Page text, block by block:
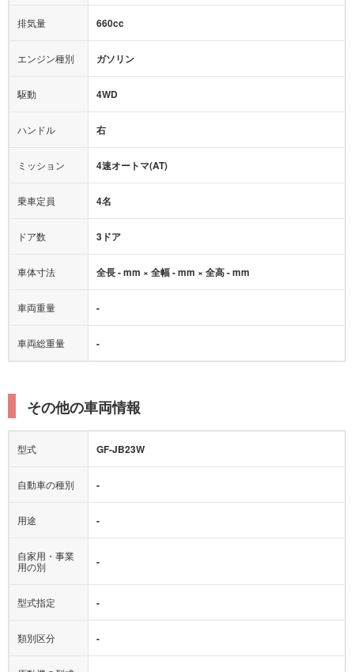
ミュージックプレイヤー接続可
後席モニター
サポカー
アクセル踏み間違い（誤発進）防止装置
アダプティブクルーズコントロール
ヒルディセントコントロール
オートマチックハイビーム
排気量 660cc
エンジン種別 ガソリン
駆動 4WD
ハンドル 右
ミッション 4速オートマ(AT)
乗車定員 4名
ドア数 3ドア
車体寸法 全長 - mm × 全幅 - mm × 全高 - mm
車両重量 -
車両総重量 -
その他の車両情報
型式 GF-JB23W
自動車の種別 -
用途 -
自家用・事業
用の別
-
型式指定 -
類別区分 -